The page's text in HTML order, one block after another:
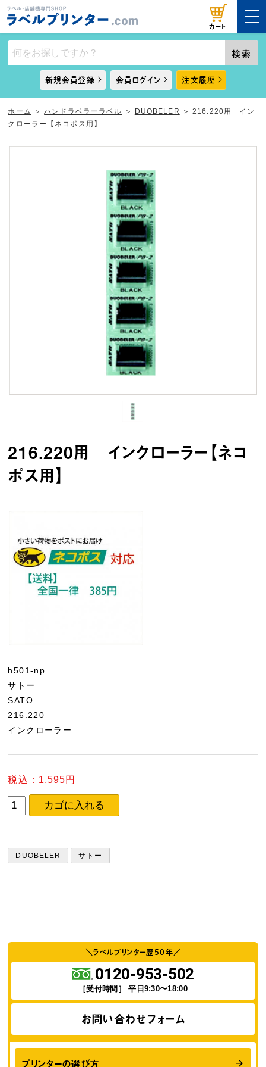
カート
検索
新規会員登録 会員ログイン 注文履歴
ホーム ＞ハンドラベラーラベル ＞ DUOBELER ＞216.220用 イン
クローラー【ネコポス用】
216.220用 インクローラー【ネコ
ポス用】
h501-np
サトー
SATO
216.220
インクローラー
税込：1,595円
DUOBELER サトー
＼ラベルプリンター歴 50 年／
0120-953-502
［受付時間］ 平日9:30〜18:00
お問い合わせフォーム
プリンターの選び方